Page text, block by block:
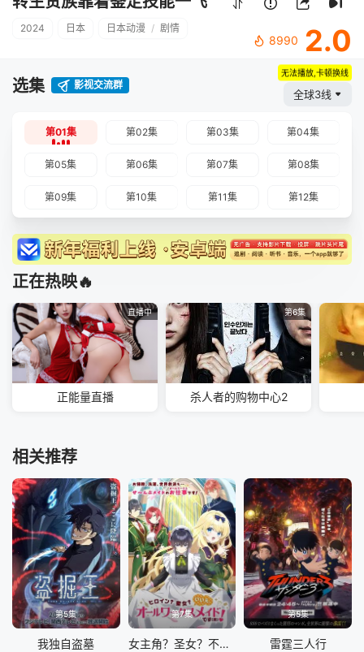
2024 日本 日本动漫 / 剧情
8990 2.0
选集 影视交流群
无法播放,卡顿换线
全球3线
第01集 第02集 第03集 第04集
第05集 第06集 第07集 第08集
第09集 第10集 第11集 第12集
正在热映🔥
直播中
正能量直播
第6集
杀人者的购物中心2
相关推荐
第5集
我独自盗墓
第7集
女主角？圣女？不，我是杂役女仆（自豪）
第5集
雷霆三人行